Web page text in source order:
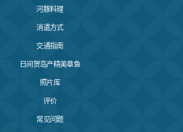
河豚料理
消遣方式
交通指南
日间贺岛产精美章鱼
照片库
评价
常见问题